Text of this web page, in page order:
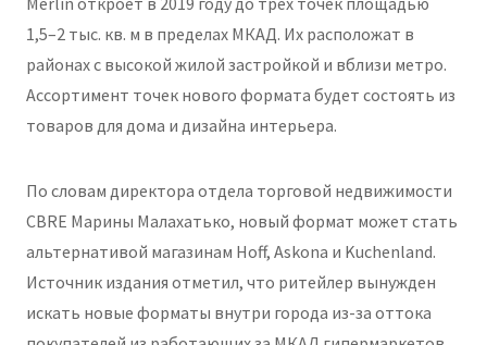
1,5–2 тыс. кв. м в пределах МКАД. Их расположат в
районах с высокой жилой застройкой и вблизи метро.
Ассортимент точек нового формата будет состоять из
товаров для дома и дизайна интерьера.
По словам директора отдела торговой недвижимости
CBRE Марины Малахатько, новый формат может стать
альтернативой магазинам Hoff, Askona и Kuchenland.
Источник издания отметил, что ритейлер вынужден
искать новые форматы внутри города из-за оттока